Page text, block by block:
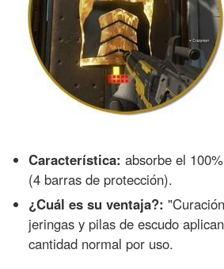
Característica: absorbe el
(4 barras de protección).
¿Cuál es su ventaja?:
jeringas y pilas de escudo
cantidad normal por uso.